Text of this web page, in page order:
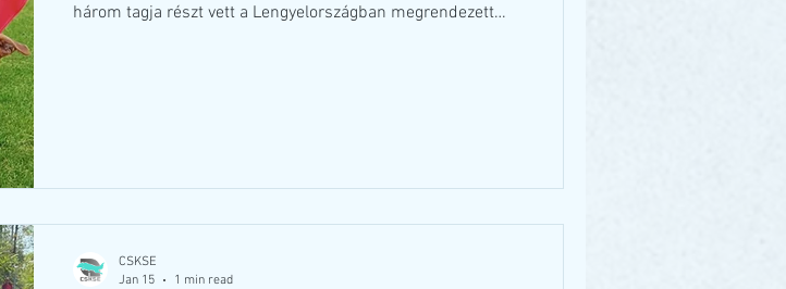
három tagja részt vett a Lengyelországban megrendezett
CSKSE
Jan 15
1 min read